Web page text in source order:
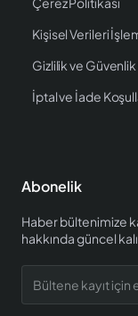
İptal ve İade
Abonelik
Haber bültenimize
hakkında güncel
kayıt
için